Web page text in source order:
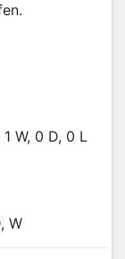
W, 0 D, 0 L
W